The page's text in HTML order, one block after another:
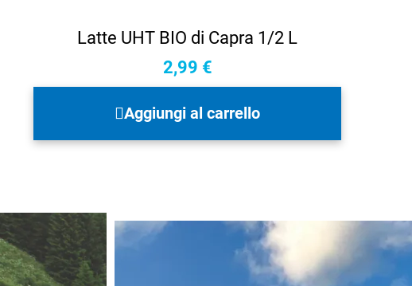
Latte UHT BIO di Capra 1/2 L
2,99 €
Aggiungi al carrello